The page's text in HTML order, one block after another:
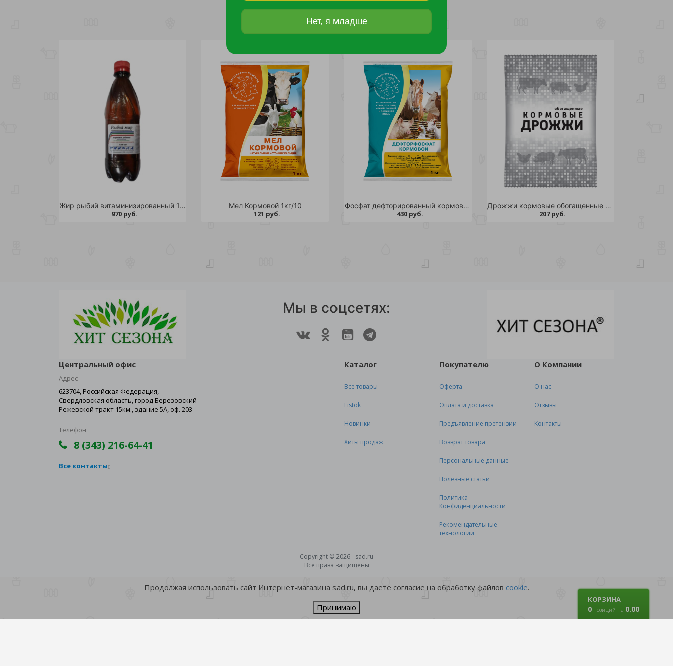
Нет, я младше
Жир рыбий витаминизированный 1000мл/14
970 руб.
Мел Кормовой 1кг/10
121 руб.
Фосфат дефторированный кормовой 1 кг /10
430 руб.
Дрожжи кормовые обогащенные ВХ 1кг/9
207 руб.
КОРЗИНА
0 позиций на 0.00
Мы в соцсетях:
Центральный офис
Адрес
623704, Российская Федерация,
Свердловская область, город Березовский
Режевской тракт 15км., здание 5А, оф. 203
Телефон
8 (343) 216-64-41
Все контакты
Каталог
Все товары
Listok
Новинки
Хиты продаж
Покупателю
Оферта
Оплата и доставка
Предъявление претензии
Возврат товара
Персональные данные
Полезные статьи
Политика
Конфиденциальности
Рекомендательные
технологии
О Компании
О нас
Отзывы
Контакты
Copyright © 2026 - sad.ru
Все права защищены
Продолжая использовать сайт Интернет-магазина sad.ru, вы даете согласие на обработку файлов cookie.
Принимаю